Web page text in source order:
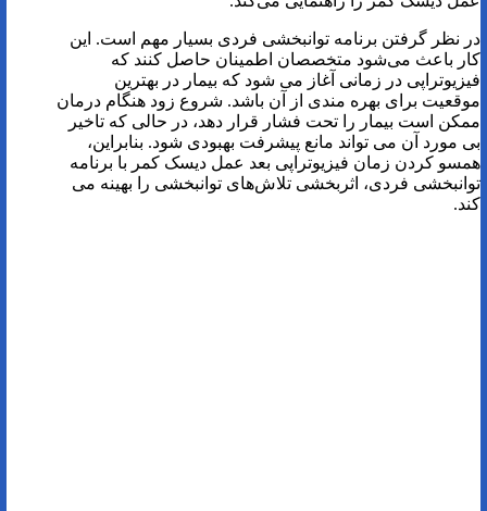
در نظر گرفتن برنامه توانبخشی فردی بسیار مهم است. این
کار باعث می‌شود متخصصان اطمینان حاصل کنند که
فیزیوتراپی در زمانی آغاز می‌ شود که بیمار در بهترین
موقعیت برای بهره مندی از آن باشد. شروع زود هنگام درمان
ممکن است بیمار را تحت فشار قرار دهد، در حالی که تاخیر
بی مورد آن می تواند مانع پیشرفت بهبودی شود. بنابراین،
همسو کردن زمان فیزیوتراپی بعد عمل دیسک کمر با برنامه
توانبخشی فردی، اثربخشی تلاش‌های توانبخشی را بهینه می‌
کند.